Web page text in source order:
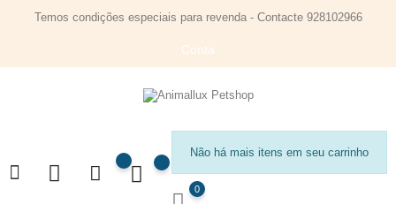
Temos condições especiais para revenda - Contacte 928102966
Conta
Não há mais itens em seu carrinho
0